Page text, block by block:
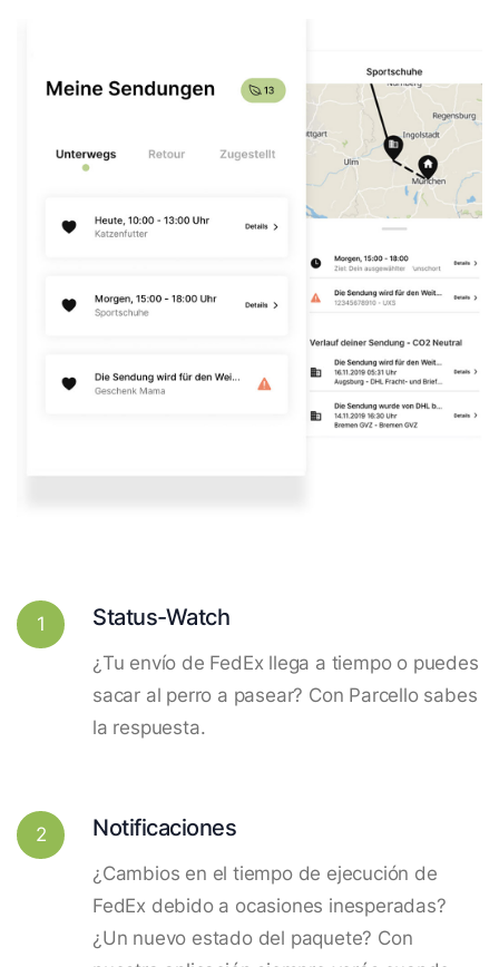
1 Status-Watch
¿Tu envío de FedEx llega a tiempo o puedes
sacar al perro a pasear? Con Parcello sabes
la respuesta.
2 Notificaciones
¿Cambios en el tiempo de ejecución de
FedEx debido a ocasiones inesperadas?
¿Un nuevo estado del paquete? Con